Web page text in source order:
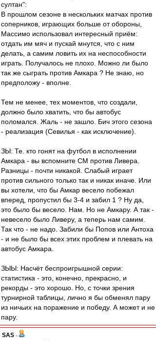
султан":
В прошлом сезоне в нескольких матчах против
соперников, играющих больше от обороны,
Массимо использовал интересный приём:
отдать им мяч и пускай мнутся, что с ним
делать, а самим ловить их на неспособности
играть. Получалось не плохо. Можно ли было
так же сыграть против Амкара ? Не знаю, но
предположу - вполне.
Тем не менее, тех моментов, что создали,
должно было хватить, что бы автобус
поломался. Жаль - не зашло. Бич этого сезона
- реализация (Севилья - как исключение).
ЗЫ: Те. кто гонят на футбол в исполнении
Амкара - вы вспомните СМ против Ливера.
Разницы - почти никакой. Слабый играет
против сильного только так и никак иначе. Или
вы хотели, что бы Амкар весело побежал
вперед, пропустил бы 3-4 и забил 1 ? Ну да,
это было бы весело. Нам. Но не Амкару. А так -
невесело было Ливеру, а теперь нам самим.
Так что - не надо. Забили бы Попов или Антоха
- и не было бы всех этих проблем и плевать на
автобус Амкара.
ЗЫЫ: Насчёт беспроигрышной серии:
статистика - это, конечно, прекрасно, и
рекорды - это хорошо. Но, с точки зрения
турнирной таблицы, лично я бы обменял пару
из ничьих на поражение и победу. А может и не
пару.
SAS -